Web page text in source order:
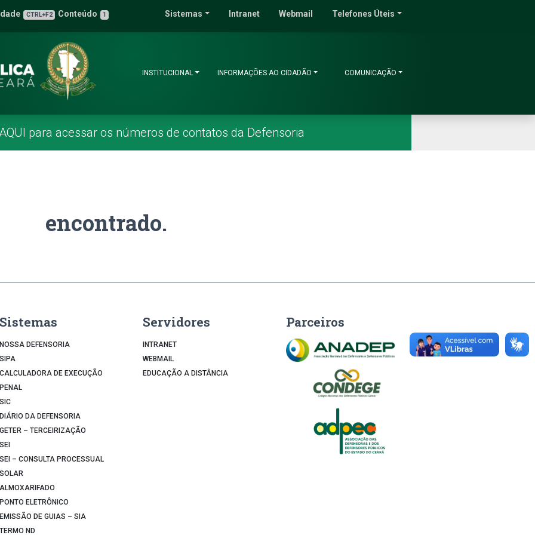
do Estado do Ceará
de Acessibilidade
CTRL+F2 Conteúdo 1 Sistemas Intranet Webmail Telefones Úteis
INSTITUCIONAL INFORMAÇÕES AO CIDADÃO COMUNICAÇÃO
para acessar os números de contatos da Defensoria
encontrado.
Sistemas
NOSSA DEFENSORIA
SIPA
CALCULADORA DE EXECUÇÃO
PENAL
SIC
DIÁRIO DA DEFENSORIA
GETER – TERCEIRIZAÇÃO
SEI
SEI – CONSULTA PROCESSUAL
SOLAR
ALMOXARIFADO
PONTO ELETRÔNICO
EMISSÃO DE GUIAS – SIA
TERMO ND
Servidores
INTRANET
WEBMAIL
EDUCAÇÃO A DISTÂNCIA
Parceiros